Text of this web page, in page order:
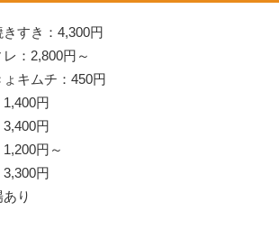
すき：4,300円
：2,800円～
キムチ：450円
円
円
円～
円
り